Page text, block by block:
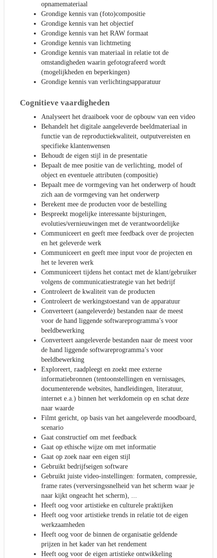
opnamemateriaal
Grondige kennis van (foto)compositie
Grondige kennis van het objectief
Grondige kennis van het RAW formaat
Grondige kennis van lichtmeting
Grondige kennis van materiaal in relatie tot de
omstandigheden waarin gefotografeerd wordt
(mogelijkheden en beperkingen)
Grondige kennis van verlichtingsapparatuur
Cognitieve vaardigheden
Analyseert het draaiboek voor de opbouw van een video
Behandelt het digitale aangeleverde beeldmateriaal in
functie van de reproductiekwaliteit, outputvereisten en
specifieke klantenwensen
Behoudt de eigen stijl in de presentatie
Bepaalt de mee positie van de verlichting, model of
object en eventuele attributen (compositie)
Bepaalt mee de vormgeving van het onderwerp of houdt
zich aan de vormgeving van het onderwerp
Berekent mee de producten voor de bestelling
Bespreekt mogelijke interessante bijsturingen,
evoluties/vernieuwingen met de verantwoordelijke
Communiceert en geeft mee feedback over de projecten
en het geleverde werk
Communiceert en geeft mee input voor de projecten en
het te leveren werk
Communiceert tijdens het contact met de klant/gebruiker
volgens de communicatiestrategie van het bedrijf
Controleert de kwaliteit van de producten
Controleert de werkingstoestand van de apparatuur
Converteert (aangeleverde) bestanden naar de meest
voor de hand liggende softwareprogramma’s voor
beeldbewerking
Converteert aangeleverde bestanden naar de meest voor
de hand liggende softwareprogramma’s voor
beeldbewerking
Exploreert, raadpleegt en zoekt mee externe
informatiebronnen (tentoonstellingen en vernissages,
documenterende websites, handleidingen, literatuur,
internet e.a.) binnen het werkdomein op en schat deze
naar waarde
Filmt gericht, op basis van het aangeleverde moodboard,
scenario
Gaat constructief om met feedback
Gaat op ethische wijze om met informatie
Gaat op zoek naar een eigen stijl
Gebruikt bedrijfseigen software
Gebruikt juiste video-instellingen: formaten, compressie,
frame rates (verversingssnelheid van het scherm waar je
naar kijkt ongeacht het scherm), ...
Heeft oog voor artistieke en culturele praktijken
Heeft oog voor artistieke trends in relatie tot de eigen
werkzaamheden
Heeft oog voor de binnen de organisatie geldende
prijzen in het kader van het rendement
Heeft oog voor de eigen artistieke ontwikkeling